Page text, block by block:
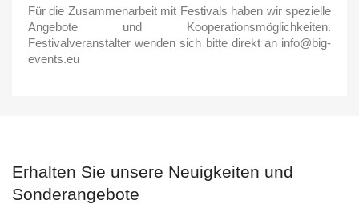
Für die Zusammenarbeit mit Festivals haben wir spezielle
Angebote und Kooperationsmöglichkeiten.
Festivalveranstalter wenden sich bitte direkt an info@big-
events.eu
Erhalten Sie unsere Neuigkeiten und
Sonderangebote